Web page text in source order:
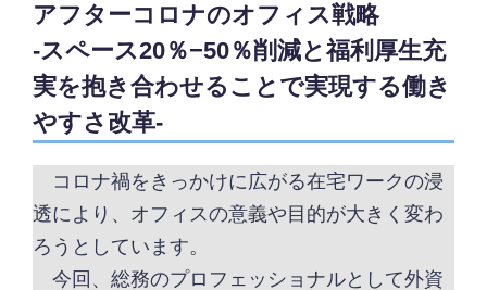
アフターコロナのオフィス戦略
-スペース20％−50％削減と福利厚生充
実を抱き合わせることで実現する働き
やすさ改革-
コロナ禍をきっかけに広がる在宅ワークの浸
透により、オフィスの意義や目的が大きく変わ
ろうとしています。
今回、総務のプロフェッショナルとして外資